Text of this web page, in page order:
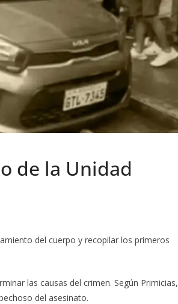
de la Unidad
del cuerpo y recopilar los primeros
las causas del crimen. Según Primicias,
del asesinato.